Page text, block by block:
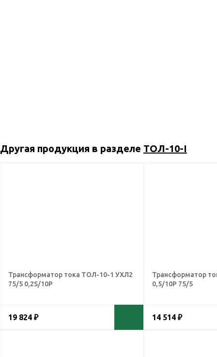
Другая продукция в разделе ТОЛ-10-I
Трансформатор тока ТОЛ-10-1 УХЛ2
75/5 0,2S/10Р
19 824 ₽
Трансформатор
0,5/10Р 75/5
14 514 ₽